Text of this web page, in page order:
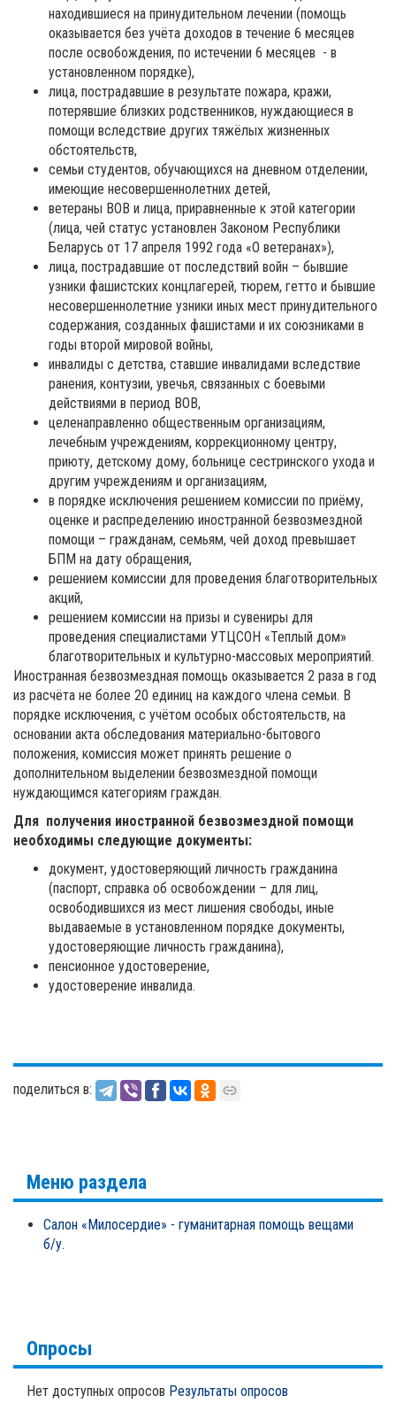
находившиеся на принудительном лечении (помощь
оказывается без учёта доходов в течение 6 месяцев
после освобождения, по истечении 6 месяцев - в
установленном порядке),
лица, пострадавшие в результате пожара, кражи,
потерявшие близких родственников, нуждающиеся в
помощи вследствие других тяжёлых жизненных
обстоятельств,
семьи студентов, обучающихся на дневном отделении,
имеющие несовершеннолетних детей,
ветераны ВОВ и лица, приравненные к этой категории
(лица, чей статус установлен Законом Республики
Беларусь от 17 апреля 1992 года «О ветеранах»),
лица, пострадавшие от последствий войн – бывшие
узники фашистских концлагерей, тюрем, гетто и бывшие
несовершеннолетние узники иных мест принудительного
содержания, созданных фашистами и их союзниками в
годы второй мировой войны,
инвалиды с детства, ставшие инвалидами вследствие
ранения, контузии, увечья, связанных с боевыми
действиями в период ВОВ,
целенаправленно общественным организациям,
лечебным учреждениям, коррекционному центру,
приюту, детскому дому, больнице сестринского ухода и
другим учреждениям и организациям,
в порядке исключения решением комиссии по приёму,
оценке и распределению иностранной безвозмездной
помощи – гражданам, семьям, чей доход превышает
БПМ на дату обращения,
решением комиссии для проведения благотворительных
акций,
решением комиссии на призы и сувениры для
проведения специалистами УТЦСОН «Теплый дом»
благотворительных и культурно-массовых мероприятий.
Иностранная безвозмездная помощь оказывается 2 раза в год
из расчёта не более 20 единиц на каждого члена семьи. В
порядке исключения, с учётом особых обстоятельств, на
основании акта обследования материально-бытового
положения, комиссия может принять решение о
дополнительном выделении безвозмездной помощи
нуждающимся категориям граждан.
Для получения иностранной безвозмездной помощи
необходимы следующие документы:
документ, удостоверяющий личность гражданина
(паспорт, справка об освобождении – для лиц,
освободившихся из мест лишения свободы, иные
выдаваемые в установленном порядке документы,
удостоверяющие личность гражданина),
пенсионное удостоверение,
удостоверение инвалида.
поделиться в:
Меню раздела
Салон «Милосердие» - гуманитарная помощь вещами
б/у.
Опросы
Нет доступных опросов Результаты опросов